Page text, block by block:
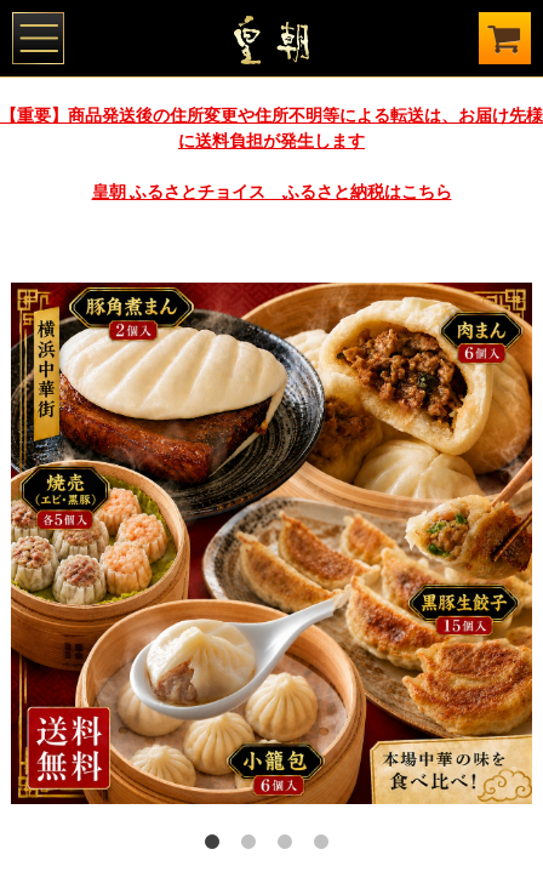
【重要】商品発送後の住所変更や住所不明等による転送は、お届け先様
に送料負担が発生します
皇朝 ふるさとチョイス ふるさと納税はこちら